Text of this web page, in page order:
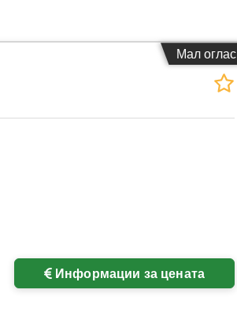
Мал оглас
Информации за цената